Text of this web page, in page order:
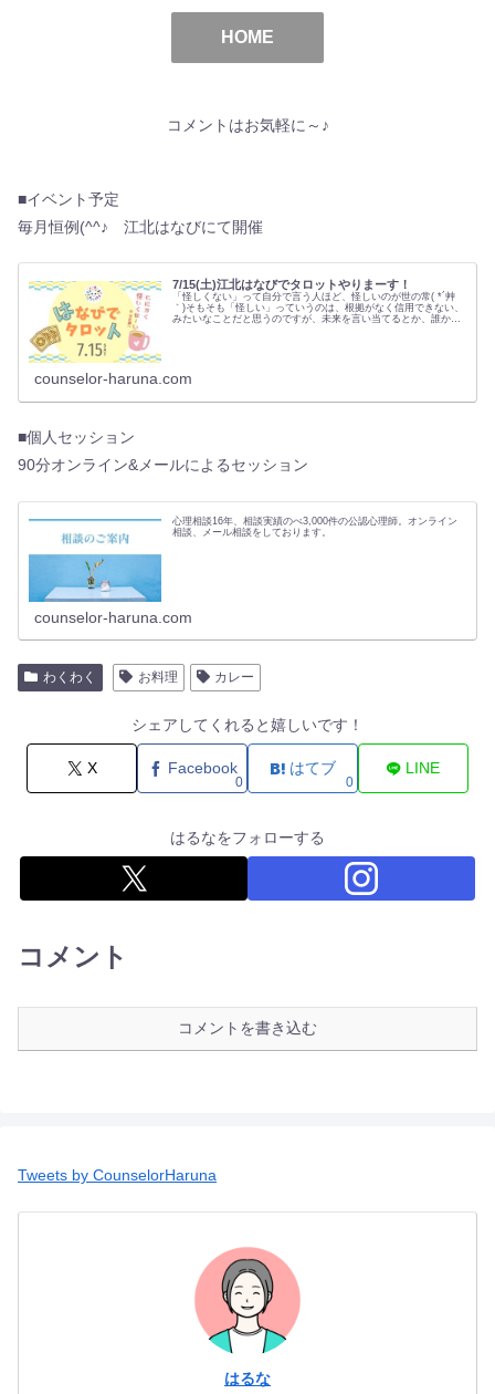
HOME
コメントはお気軽に～♪
■イベント予定
毎月恒例(^^♪ 江北はなびにて開催
7/15(土)江北はなびでタロットやりまーす！
「怪しくない」って自分で言う人ほど、怪しいのが世の常( *´艸
｀)そもそも「怪しい」っていうのは、根拠がなく信用できない、
みたいなことだと思うのですが、未来を言い当てるとか、誰かの
counselor-haruna.com
■個人セッション
90分オンライン&メールによるセッション
心理相談16年、相談実績のべ3,000件の公認心理師。オンライン
相談、メール相談をしております。
counselor-haruna.com
わくわく お料理 カレー
シェアしてくれると嬉しいです！
X Facebook
0
はてブ
0
LINE
はるなをフォローする
コメント
コメントを書き込む
Tweets by CounselorHaruna
はるな